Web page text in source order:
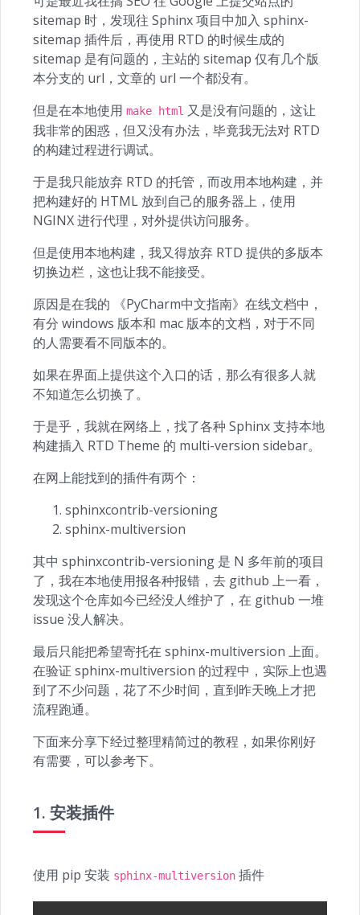
sitemap 时，发现往 Sphinx 项目中加入 sphinx-
sitemap 插件后，再使用 RTD 的时候生成的
sitemap 是有问题的，主站的 sitemap 仅有几个版
本分支的 url，文章的 url 一个都没有。
但是在本地使用 make html 又是没有问题的，这让
我非常的困惑，但又没有办法，毕竟我无法对 RTD
的构建过程进行调试。
于是我只能放弃 RTD 的托管，而改用本地构建，并
把构建好的 HTML 放到自己的服务器上，使用
NGINX 进行代理，对外提供访问服务。
但是使用本地构建，我又得放弃 RTD 提供的多版本
切换边栏，这也让我不能接受。
原因是在我的 《PyCharm中文指南》在线文档中，
有分 windows 版本和 mac 版本的文档，对于不同
的人需要看不同版本的。
如果在界面上提供这个入口的话，那么有很多人就
不知道怎么切换了。
于是乎，我就在网络上，找了各种 Sphinx 支持本地
构建插入 RTD Theme 的 multi-version sidebar。
在网上能找到的插件有两个：
sphinxcontrib-versioning
sphinx-multiversion
其中 sphinxcontrib-versioning 是 N 多年前的项目
了，我在本地使用报各种报错，去 github 上一看，
发现这个仓库如今已经没人维护了，在 github 一堆
issue 没人解决。
最后只能把希望寄托在 sphinx-multiversion 上面。
在验证 sphinx-multiversion 的过程中，实际上也遇
到了不少问题，花了不少时间，直到昨天晚上才把
流程跑通。
下面来分享下经过整理精简过的教程，如果你刚好
有需要，可以参考下。
1. 安装插件
使用 pip 安装 sphinx-multiversion 插件